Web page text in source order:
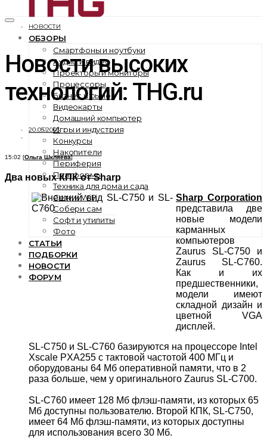
ОБЗОРЫ
Смартфоны и ноутбуки
Аудио и видео
Проекторы и мониторы
Процессоры
Бизнес и рынок
Видеокарты
Домашний компьютер
Игры и индустрия
Конкурсы
Накопители
Периферия
Платформы
Техника для дома и сада
Сети и WiFi
Собери сам
Софт и утилиты
Фото
СТАТЬИ
ПОДБОРКИ
НОВОСТИ
ФОРУМ
НОВОСТИ
Новости высоких
технологий: THG.ru
20.05.2003
15:02 [Ольга Шкляева]
Два новых КПК от Sharp
Sharp Corporation
представила две
новые модели
карманных
компьютеров
Zaurus SL-C750 и
Zaurus SL-C760.
Как и их
предшественники,
модели имеют
складной дизайн и
цветной VGA
дисплей.
SL-C750 и SL-C760 базируются на процессоре Intel
Xscale PXA255 с тактовой частотой 400 МГц и
оборудованы 64 Мб оперативной памяти, что в 2
раза больше, чем у оригинального Zaurus SL-C700.
SL-C760 имеет 128 Мб флэш-памяти, из которых 65
Мб доступны пользователю. Второй КПК, SL-C750,
имеет 64 Мб флэш-памяти, из которых доступны
для использования всего 30 Мб.